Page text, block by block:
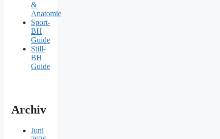
&
Anatomie
Sport-
BH
Guide
Still-
BH
Guide
Archiv
Juni